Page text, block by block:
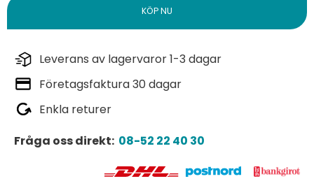
Leverans av lagervaror 1-3 dagar
Företagsfaktura 30 dagar
Enkla returer
Fråga oss direkt: 08-52 22 40 30